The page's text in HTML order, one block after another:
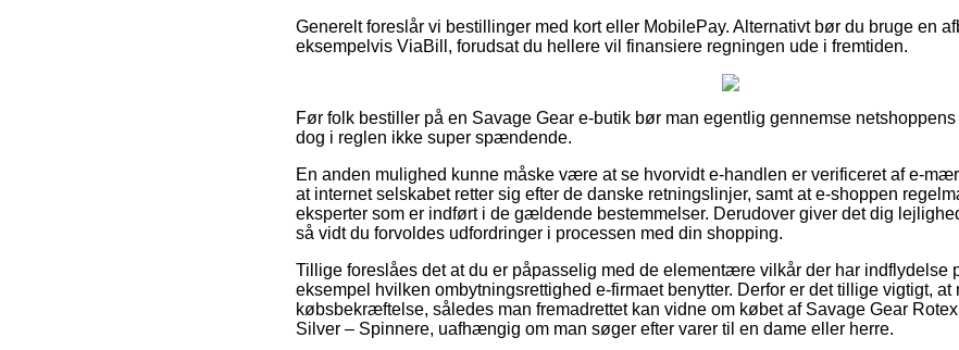
Generelt foreslår vi bestillinger med kort eller MobilePay. Alternativt bør du bruge en
eksempelvis ViaBill, forudsat du hellere vil finansiere regningen ude i fremtiden.
Før folk bestiller på en Savage Gear e-butik bør man egentlig gennemse
dog i reglen ikke super spændende.
En anden mulighed kunne måske være at se hvorvidt e-handlen er verificeret af e-
at internet selskabet retter sig efter de danske retningslinjer, samt at e-shoppen
eksperter som er indført i de gældende bestemmelser. Derudover giver det dig
så vidt du forvoldes udfordringer i processen med din shopping.
Tillige foreslåes det at du er påpasselig med de elementære vilkår der har indflydelse
eksempel hvilken ombytningsrettighed e-firmaet benytter. Derfor er det tillige vigtigt, at
købsbekræftelse, således man fremadrettet kan vidne om købet af Savage Gear
Silver – Spinnere, uafhængig om man søger efter varer til en dame eller herre.